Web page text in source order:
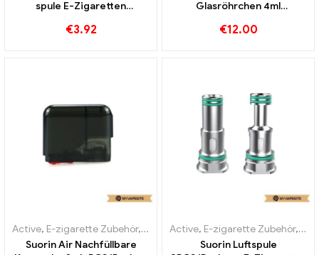
spule E-Zigaretten
€3.92
Glasröhrchen 4ml
Großhandel丨Custom
€12.00
Active, E-zigarette Zubehör, Verdampfer
Suorin Air Nachfüllbare
Active, E-zigarette Zubehör,
Suorin Luftspule